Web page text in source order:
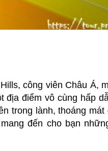
công viên Châu Á,
địa điểm vô cùng hấp
trong lành, thoáng mát
đến cho bạn